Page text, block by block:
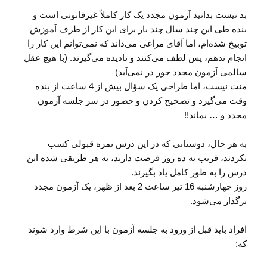
بد نیست بدانید آزمون مجدد یک کار کاملاً غیرقانونی است و
بنده طی این چند سال چند بار برای این کار از طرف آموزش
توبیخ شده‌ام، اما آقای مراغی می‌داند که نمی‌توانم این کار را
انجام ندهم، پس لطف می‌کنند و نادیده می‌گیرند. (با هیچ عقل
سالمی آزمون مجدد جور در نمی‌آید)
منت نیست، اما طراحی یک سؤال بیش از 4 ساعت از بنده
وقت می‌گیرد و تصحیح کردن و حضور در سر جلسه آزمون
مجدد و … بماند!!
به هر حال، دوستانی که در این درس نمره قبولی کسب
نکردند، قریب به ده روز فرصت دارند، به هر طریقی شده این
درس را به طور کامل یاد بگیرند.
روز چهارشنبه 16 تیر ساعت 2 بعد از ظهر، یک آزمون مجدد
برگذار می‌شود.
افراد باید قبل از ورود به جلسه آزمون با این شرط وارد شوند
که: